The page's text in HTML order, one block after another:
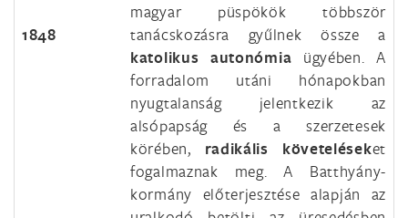
1848
magyar püspökök többször
tanácskozásra gyűlnek össze a
katolikus autonómia ügyében. A
forradalom utáni hónapokban
nyugtalanság jelentkezik az
alsópapság és a szerzetesek
körében, radikális követeléseket
fogalmaznak meg. A Batthyány-
kormány előterjesztése alapján az